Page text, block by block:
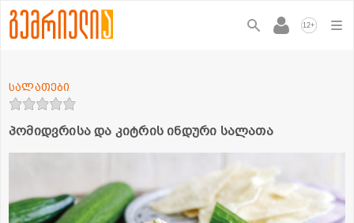
12+
პომიდვრისა და კიტრის ინდური სალათა
სალათები